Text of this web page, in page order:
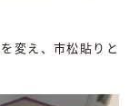
変え、市松貼りと